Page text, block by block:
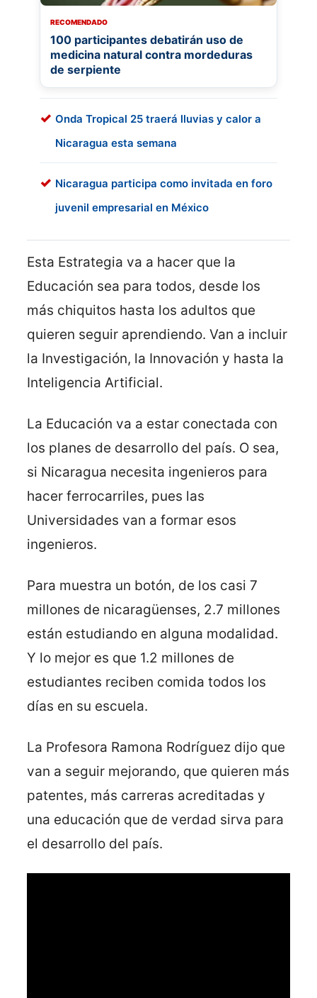
RECOMENDADO
100 participantes debatirán uso de
medicina natural contra mordeduras
de serpiente
Onda Tropical 25 traerá lluvias y calor a
Nicaragua esta semana
Nicaragua participa como invitada en foro
juvenil empresarial en México
Esta Estrategia va a hacer que la
Educación sea para todos, desde los
más chiquitos hasta los adultos que
quieren seguir aprendiendo. Van a incluir
la Investigación, la Innovación y hasta la
Inteligencia Artificial.
La Educación va a estar conectada con
los planes de desarrollo del país. O sea,
si Nicaragua necesita ingenieros para
hacer ferrocarriles, pues las
Universidades van a formar esos
ingenieros.
Para muestra un botón, de los casi 7
millones de nicaragüenses, 2.7 millones
están estudiando en alguna modalidad.
Y lo mejor es que 1.2 millones de
estudiantes reciben comida todos los
días en su escuela.
La Profesora Ramona Rodríguez dijo que
van a seguir mejorando, que quieren más
patentes, más carreras acreditadas y
una educación que de verdad sirva para
el desarrollo del país.